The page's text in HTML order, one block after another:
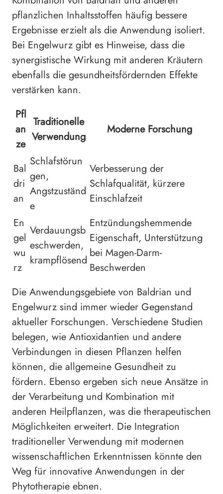
pflanzlichen Inhaltsstoffen häufig bessere
Ergebnisse erzielt als die Anwendung isoliert.
Bei Engelwurz gibt es Hinweise, dass die
synergistische Wirkung mit anderen Kräutern
ebenfalls die gesundheitsfördernden Effekte
verstärken kann.
Pfl
an
ze
Traditionelle
Verwendung
Moderne Forschung
Bal
dri
an
Schlafstörun
gen,
Angstzuständ
e
Verbesserung der
Schlafqualität, kürzere
Einschlafzeit
En
gel
wu
rz
Verdauungsb
eschwerden,
krampflösend
Entzündungshemmende
Eigenschaft, Unterstützung
bei Magen-Darm-
Beschwerden
Die Anwendungsgebiete von Baldrian und
Engelwurz sind immer wieder Gegenstand
aktueller Forschungen. Verschiedene Studien
belegen, wie Antioxidantien und andere
Verbindungen in diesen Pflanzen helfen
können, die allgemeine Gesundheit zu
fördern. Ebenso ergeben sich neue Ansätze in
der Verarbeitung und Kombination mit
anderen Heilpflanzen, was die therapeutischen
Möglichkeiten erweitert. Die Integration
traditioneller Verwendung mit modernen
wissenschaftlichen Erkenntnissen könnte den
Weg für innovative Anwendungen in der
Phytotherapie ebnen.